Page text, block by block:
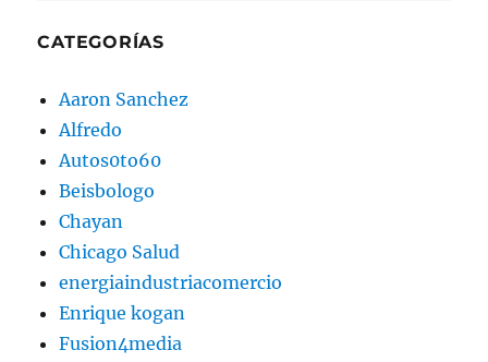
CATEGORÍAS
Aaron Sanchez
Alfredo
Autos0to60
Beisbologo
Chayan
Chicago Salud
energiaindustriacomercio
Enrique kogan
Fusion4media